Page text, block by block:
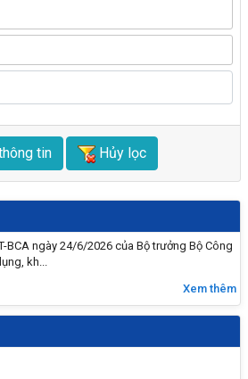
tin Hủy lọc
BCA ngày 24/6/2026 của Bộ trưởng Bộ Công
kh...
Xem thêm